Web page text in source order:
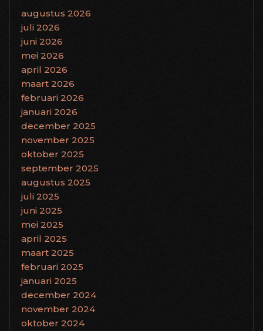
augustus 2026
juli 2026
juni 2026
mei 2026
april 2026
maart 2026
februari 2026
januari 2026
december 2025
november 2025
oktober 2025
september 2025
augustus 2025
juli 2025
juni 2025
mei 2025
april 2025
maart 2025
februari 2025
januari 2025
december 2024
november 2024
oktober 2024